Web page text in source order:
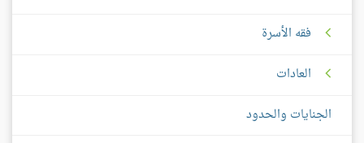
فقه الأسرة
العادات
الجنايات والحدود